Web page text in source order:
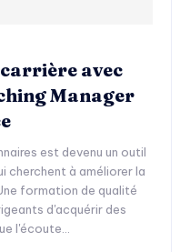
avec
Manager
est devenu un outil
cherchent à améliorer la
formation de qualité
d'acquérir des
l'écoute...